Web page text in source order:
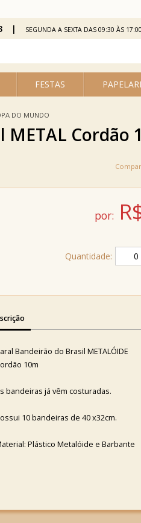
FESTAS
SEGUNDA A SEXTA DAS 09:30 ÀS 17:00
DO MUNDO
Cordão
por:
Quantidade:
Bandeirão do Brasil METALÓIDE
10m
bandeiras já vêm costuradas.
10 bandeiras de 40 x32cm.
Plástico Metalóide e Barbante